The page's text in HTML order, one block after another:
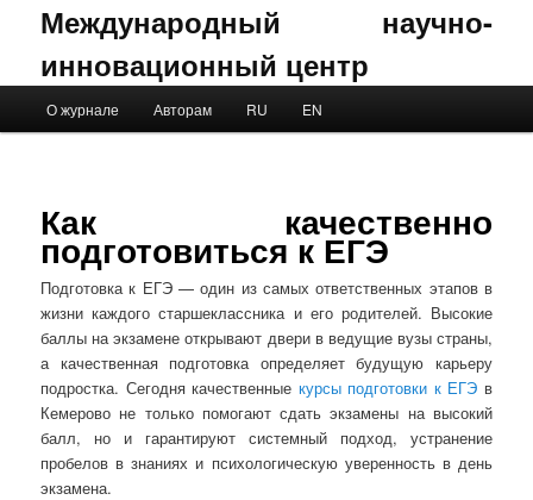
Международный научно-
инновационный центр
Skip to primary content
Skip to secondary content
О журнале Авторам RU EN
Как качественно
подготовиться к ЕГЭ
Подготовка к ЕГЭ — один из самых ответственных этапов в
жизни каждого старшеклассника и его родителей. Высокие
баллы на экзамене открывают двери в ведущие вузы страны,
а качественная подготовка определяет будущую карьеру
подростка. Сегодня качественные курсы подготовки к ЕГЭ в
Кемерово не только помогают сдать экзамены на высокий
балл, но и гарантируют системный подход, устранение
пробелов в знаниях и психологическую уверенность в день
экзамена.